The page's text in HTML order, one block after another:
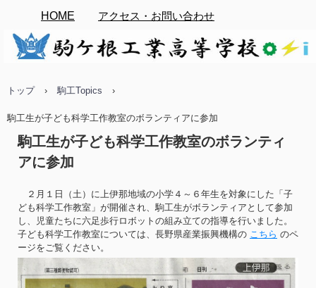
HOME アクセス・お問い合わせ
トップ › 駒工Topics ›
駒工生が子ども科学工作教室のボランティアに参加
駒工生が子ども科学工作教室のボランティ
アに参加
２月１日（土）に上伊那地域の小学４～６年生を対象にした「子
ども科学工作教室」が開催され、駒工生がボランティアとして参加
し、児童たちに六足歩行ロボットの組み立ての指導を行いました。
子ども科学工作教室については、長野県産業振興機構の こちら のペ
ージをご覧ください。